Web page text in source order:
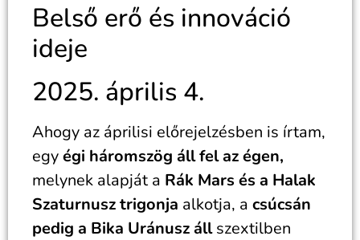
Belső erő és innováció
ideje
2025. április 4.
Ahogy az áprilisi előrejelzésben is írtam,
egyégi háromszög áll fel az égen,
melynek alapját a Rák Mars és a Halak
Szaturnusz trigonja alkotja, a csúcsán
pedig a Bika Uránusz állszextilben